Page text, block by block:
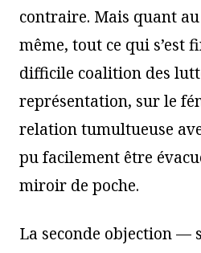
contraire. Mais quant
même, tout ce qui s’est
difficile coalition des
représentation, sur le
relation tumultueuse
pu facilement être
miroir de poche.
La seconde objection —